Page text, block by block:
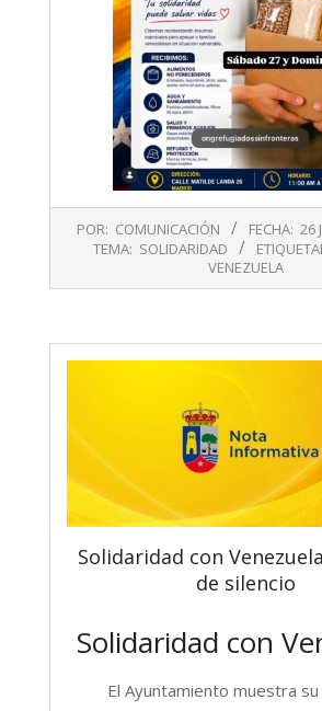
POR: COMUNICACIÓN FECHA: 26
TEMA: SOLIDARIDAD
VENEZUELA
Solidaridad con
de silencio
Solidaridad con
El Ayuntamiento muestra